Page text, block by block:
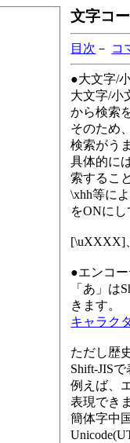
文字コ
目次 － コ
●大文字/
大文字/小
から検索
そのため
検索がう
具体的に
索するこ
\xhh等に
をONに
[\uXXXX]
●エンコ
「あ」は
きます。
キャラク
ただし歴
Shift-JIS
例えば、
表現でき
簡体字中